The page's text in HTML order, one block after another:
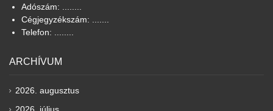
Adószám: ........
Cégjegyzékszám: .......
Telefon: ........
ARCHÍVUM
2026. augusztus